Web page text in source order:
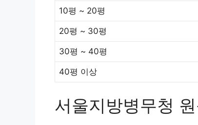
10평 ~ 20평
20평 ~ 30평
30평 ~ 40평
40평 이상
서울지방병무청